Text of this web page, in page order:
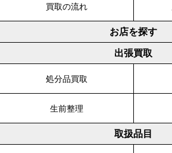
買取の流れ
お店を探す
出張買取
処分品買取
生前整理
取扱品目